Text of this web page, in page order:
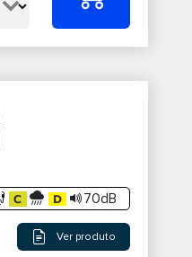
70dB
Ver produto